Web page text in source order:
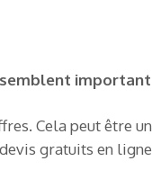
Cela peut être
gratuits en ligne